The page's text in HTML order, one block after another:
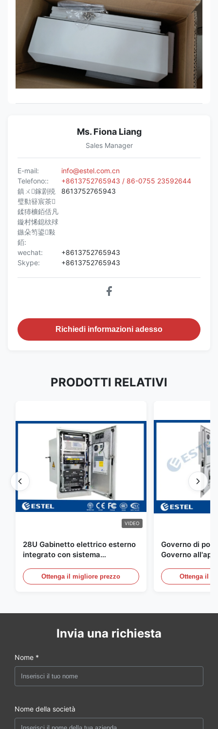
Ms. Fiona Liang
Sales Manager
E-mail:
info@estel.com.cn
Telefono::
+8613752765943 / 86-0755 23592644
鎮ㄨ鎵剧殑
璧勬簮宸茶
鍒犻櫎銆佸凡
鏇村悕鎴栨殏
鏃朵笉鍙敤
銆:
8613752765943
wechat:
+8613752765943
Skype:
+8613752765943
Richiedi informazioni adesso
PRODOTTI RELATIVI
VIDEO
28U Gabinetto elettrico esterno
integrato con sistema
Ottenga il migliore prezzo
Governo di
Governo
sensore
della porta
Ottenga il
Invia una richiesta
Nome *
Nome della società